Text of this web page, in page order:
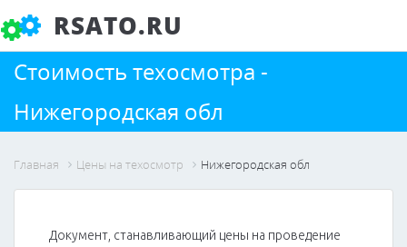
RSATO.RU
Стоимость техосмотра -
Нижегородская обл
Главная Цены на техосмотр Нижегородская обл
Документ, станавливающий цены на проведение